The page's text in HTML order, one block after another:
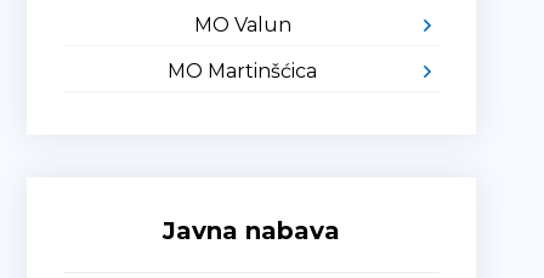
MO Valun
MO Martinšćica
Javna nabava